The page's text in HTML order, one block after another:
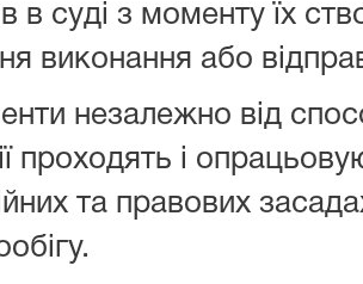
в суді з моменту їх
виконання або
незалежно від
проходять і
та правових